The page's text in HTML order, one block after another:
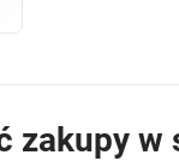
zakupy